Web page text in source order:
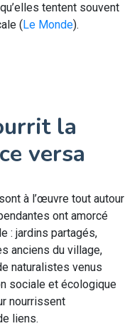
tentent souvent
(Le Monde).
la
versa
à l’œuvre tout autour
ont amorcé
: jardins partagés,
anciens du village,
naturalistes venus
sociale et écologique
nourrissent
liens.